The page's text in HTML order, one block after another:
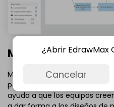
Miro
Miro es una plataforma de
permite colaborar con
ayuda a que los equipos
¿Abrir EdrawMax
Cancelar